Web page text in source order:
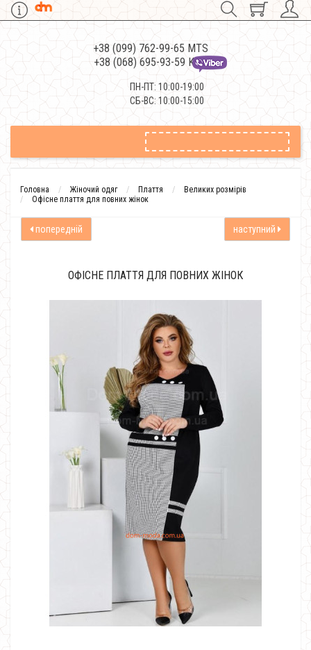
+38 (099) 762-99-65 MTS
+38 (068) 695-93-59 Kievstar
ПН-ПТ: 10:00-19:00
СБ-ВС: 10:00-15:00
Головна Жіночий одяг Плаття
Великих розмірів
Офісне плаття для повних жінок
попередній наступний
ОФІСНЕ ПЛАТТЯ ДЛЯ ПОВНИХ ЖІНОК